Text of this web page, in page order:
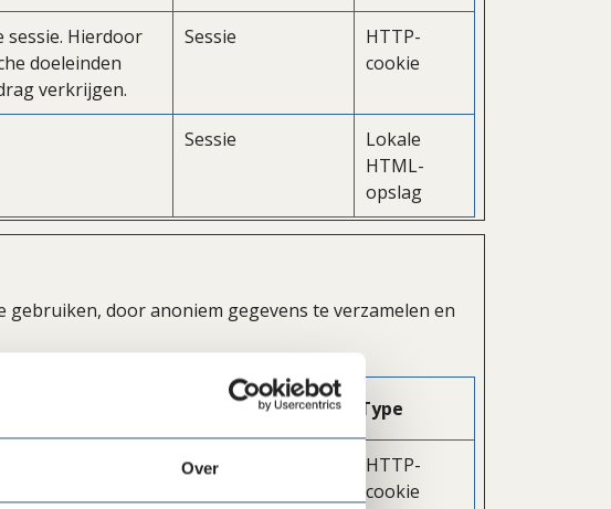
Over
sessie. Hierdoor
doeleinden
verkrijgen.
Sessie
HTTP-
cookie
Sessie
Lokale
HTML-
opslag
door anoniem gegevens te verzamelen en
Maximale
Type
van de
1 jaar
HTTP-
cookie